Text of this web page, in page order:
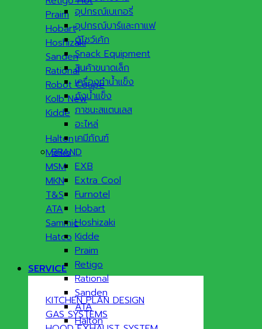
Praim
Hobart
Hoshizaki
Sanden
Rational
Robot Coupe
Kolb
Kidde
Halton
Meiko
MSM
MKN
T&S
ATA
Sammic
Hatco
SERVICE
KITCHEN PLAN DESIGN
GAS SYSTEMS
อุปกรณ์เบเกอรี่
อุปกรณ์บาร์และกาแฟ
ตู้โชว์เค้ก
Snack Equipment
สินค้าขนาดเล็ก
เครื่องทำน้ำแข็ง
ถังน้ำแข็ง
ภาชนะสแตนเลส
อะไหล่
เคมีภัณฑ์
BRAND
EXB
Extra Cool
Furnotel
Hobart
Hoshizaki
Kidde
Praim
Retigo
Rational
Sanden
ATA
Halton